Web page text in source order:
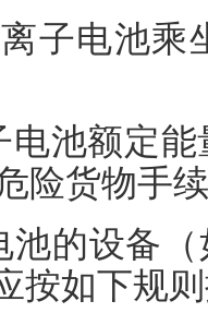
子电池乘
电池额定
险货物手
池的设备
按如下规